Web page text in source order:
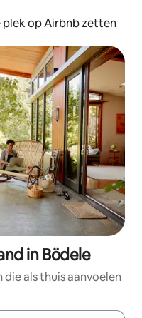
plek op Airbnb zetten
in Bödele
als thuis aanvoelen